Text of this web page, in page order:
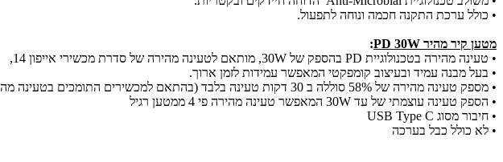
• כולל ערכת התקנה חכמה ונוחה לתפעול.
מטען קיר מהיר PD 30W
:
• טעינה מהירה בטכנולוגיית PD בהספק של 30W, מותאם לטעינה מהירה של סדרת מכשירי אייפון 14,
• בעל מבנה עמיד ובעיצוב קומפקטי המאפשר עמידות לזמן ארוך.
• מספק טעינה מהירה של 58% סוללה ב 30 דקות טעינה בלבד (בהתאם למכשירים התומכים בטעינה מהירה)
• הספק טעינה עוצמתי של עד 30W המאפשר טעינה מהירה פי 4 ממטען רגיל
• חיבור מסוג USB Type C
• לא כולל כבל בערכה